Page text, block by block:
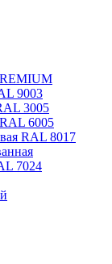
9003
3005
6005
RAL 8017
7024